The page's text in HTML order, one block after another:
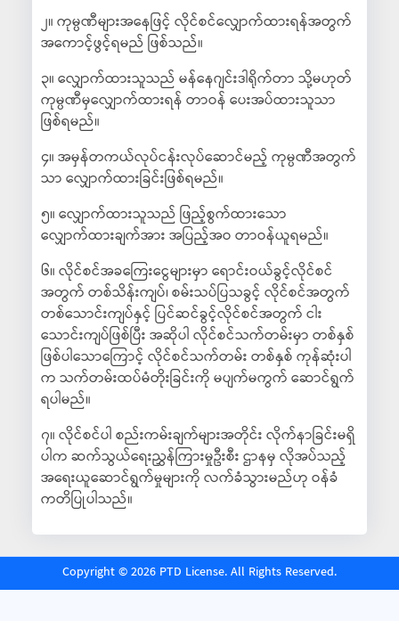
၂။ ကုမ္ပဏီများအနေဖြင့် လိုင်စင်လျှောက်ထားရန်အတွက်
အကောင့်ဖွင့်ရမည် ဖြစ်သည်။
၃။ လျှောက်ထားသူသည် မန်နေဂျင်းဒါရိုက်တာ သို့မဟုတ်
ကုမ္ပဏီမှလျှောက်ထားရန် တာဝန် ပေးအပ်ထားသူသာ
ဖြစ်ရမည်။
၄။ အမှန်တကယ်လုပ်ငန်းလုပ်ဆောင်မည့် ကုမ္ပဏီအတွက်
သာ လျှောက်ထားခြင်းဖြစ်ရမည်။
၅။ လျှောက်ထားသူသည် ဖြည့်စွက်ထားသော
လျှောက်ထားချက်အား အပြည့်အဝ တာဝန်ယူရမည်။
၆။ လိုင်စင်အခကြေးငွေများမှာ ရောင်းဝယ်ခွင့်လိုင်စင်
အတွက် တစ်သိန်းကျပ်၊ စမ်းသပ်ပြသခွင့် လိုင်စင်အတွက်
တစ်သောင်းကျပ်နှင့် ပြင်ဆင်ခွင့်လိုင်စင်အတွက် ငါး
သောင်းကျပ်ဖြစ်ပြီး အဆိုပါ လိုင်စင်သက်တမ်းမှာ တစ်နှစ်
ဖြစ်ပါသောကြောင့် လိုင်စင်သက်တမ်း တစ်နှစ် ကုန်ဆုံးပါ
က သက်တမ်းထပ်မံတိုးခြင်းကို မပျက်မကွက် ဆောင်ရွက်
ရပါမည်။
၇။ လိုင်စင်ပါ စည်းကမ်းချက်များအတိုင်း လိုက်နာခြင်းမရှိ
ပါက ဆက်သွယ်ရေးညွှန်ကြားမှုဦးစီး ဌာနမှ လိုအပ်သည့်
အရေးယူဆောင်ရွက်မှုများကို လက်ခံသွားမည်ဟု ဝန်ခံ
ကတိပြုပါသည်။
Copyright © 2026 PTD License. All Rights Reserved.